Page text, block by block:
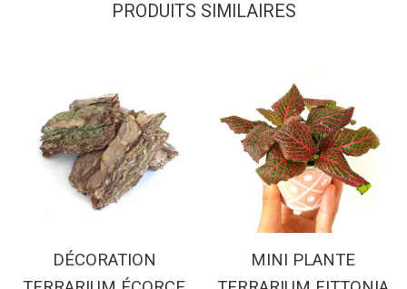
PRODUITS SIMILAIRES
DÉCORATION
MINI PLANTE